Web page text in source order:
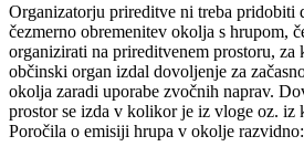
Organizatorju prireditve ni treba pridobiti
čezmerno obremenitev okolja s hrupom,
organizirati na prireditvenem prostoru, za
občinski organ izdal dovoljenje za
okolja zaradi uporabe zvočnih naprav.
prostor se izda v kolikor je iz vloge oz. iz
Poročila o emisiji hrupa v okolje razvidno: